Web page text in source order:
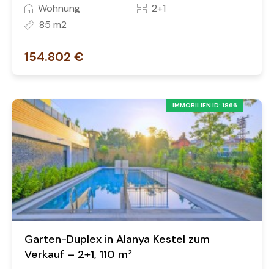
Wohnung
2+1
85 m2
154.802 €
IMMOBILIEN ID: 1866
Garten-Duplex in Alanya Kestel zum
Verkauf – 2+1, 110 m²